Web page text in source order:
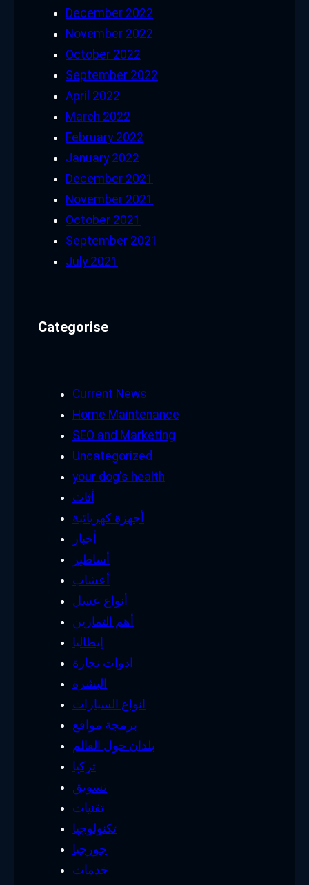
December 2022
November 2022
October 2022
September 2022
April 2022
March 2022
February 2022
January 2022
December 2021
November 2021
October 2021
September 2021
July 2021
Categorise
Current News
Home Maintenance
SEO and Marketing
Uncategorized
your dog's health
أثاث
أجهزة كهربائية
أخبار
أساطير
أعشاب
أنواع عسل
أهم التمارين
إيطاليا
ادوات نجارة
البشرة
انواع السيارات
برمجة مواقع
بلدان حول العالم
تركيا
تسويق
تقنيات
تكنولوجيا
جورجيا
خدمات